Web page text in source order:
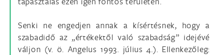
Senki ne engedjen annak a kísértésnek, hogy a
szabadidő az „értékektől való szabadság” idejévé
váljon (v. ö. Angelus 1993. július 4.). Ellenkezőleg: